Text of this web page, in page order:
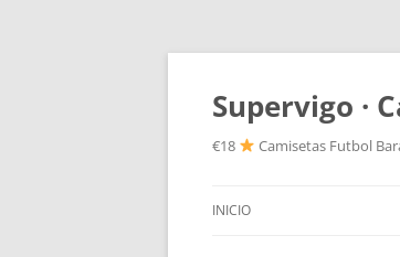
Supervigo ·
€18 Camisetas Futbol
INICIO